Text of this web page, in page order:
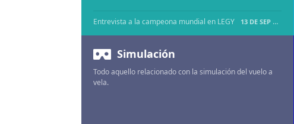
Entrevista a la campeona mundial en LEGY 13 DE SEP DE 2023
Simulación
Todo aquello relacionado con la simulación del vuelo a
vela.